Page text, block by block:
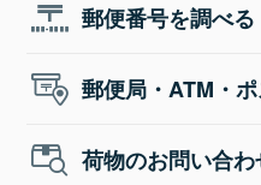
郵便番号を調べる
郵便局・ATM・
荷物のお問い合わ